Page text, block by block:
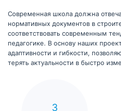
Современная школа должна
нормативных документов в
соответствовать современным
педагогике. В основу наших
адаптивности и гибкости,
терять актуальности в быстро
3